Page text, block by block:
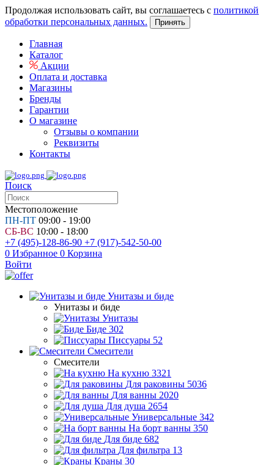
Продолжая использовать сайт, вы соглашаетесь с политикой
обработки персональных данных.
Принять
Главная
Каталог
Акции
Оплата и доставка
Магазины
Бренды
Гарантии
О магазине
Отзывы о компании
Реквизиты
Контакты
Поиск
Местоположение
ПН-ПТ 09:00 - 19:00
СБ-ВС 10:00 - 18:00
+7 (495)-128-86-90 +7 (917)-542-50-00
0 Избранное 0 Корзина
Войти
Унитазы и биде
Унитазы и биде
Унитазы
Биде 302
Писсуары 52
Смесители
Смесители
На кухню 3321
Для раковины 5036
Для ванны 2020
Для душа 2654
Универсальные 342
На борт ванны 350
Для биде 682
Для фильтра 13
Краны 30